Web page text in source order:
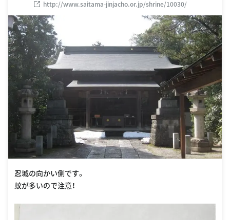
http://www.saitama-jinjacho.or.jp/shrine/10030/
忍城の向かい側です。
蚊が多いので注意！